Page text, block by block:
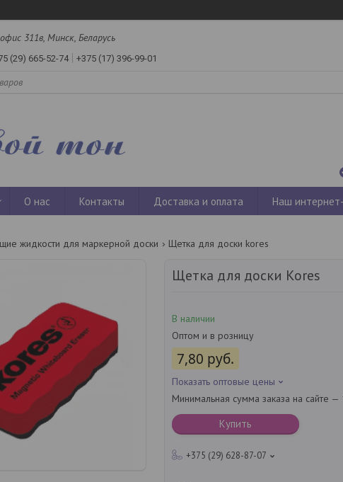
311в, Минск, Беларусь
(29) 665-52-74 +375 (17) 396-99-01
О нас Контакты Доставка и оплата Наш
жидкости для маркерной доски Щетка для доски kores
Щетка для доски Kores
В наличии
Оптом и в розницу
7,80 руб.
Показать оптовые цены
Минимальная сумма заказа на сайте
Купить
+375 (29) 628-87-07